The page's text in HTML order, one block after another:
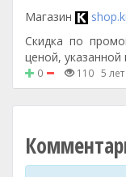
Магазин
Скидка по
ценой,
0 110 5